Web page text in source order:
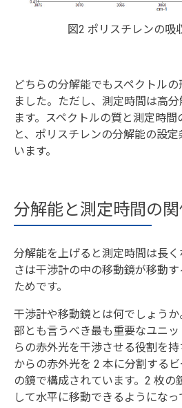
図2 ポリスチレンの吸
どちらの分解能でもスペクトル
ました。ただし、測定時間は高
ます。スペクトルの質と測定時
と、ポリスチレンの分解能の設
います。
分解能と測定時間の
分解能を上げると測定時間は長
さは干渉計の中の移動鏡が移動
ためです。
干渉計や移動鏡とは何でしょう
部とも言うべき最も重要なユニ
らの赤外光を干渉させる役割を
からの赤外光を 2 本に分割する
の鏡で構成されています。2 枚の
して水平に移動できるようにな